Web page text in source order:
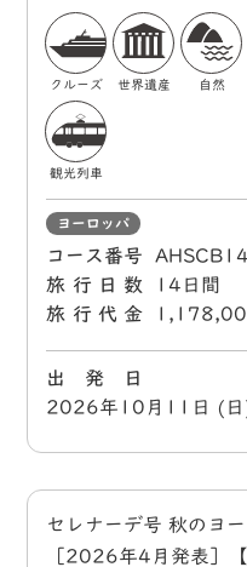
クルーズ 世界遺産 自然
観光列車
ヨーロッパ
コース番号
旅行日数
14日間
旅行代金
出 発 日
2026年10月11日 (
セレナーデ号 秋のヨ
［2026年4月発表］